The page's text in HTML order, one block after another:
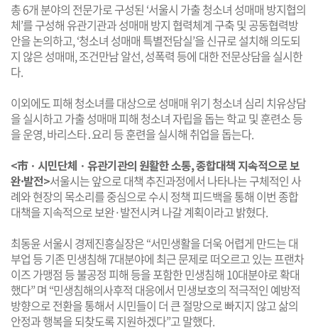
총 6개 분야의 전문가로 구성된 ‘서울시 가출 청소녀 성매매 방지협의
체’를 구성해 유관기관과 성매매 방지 협력체계 구축 및 공동협력방
안을 논의하고, ‘청소녀 성매매 특별전담실’을 신규로 설치해 의도되
지 않은 성매매, 조건만남 알선, 성폭력 등에 대한 전문상담을 실시한
다.
이외에도 피해 청소녀를 대상으로 성매매 위기 청소녀 심리 치유상담
을 실시하고 가출 성매매 피해 청소녀 자립을 돕는 학교 및 훈련소 등
을 운영, 바리스타․요리 등 훈련을 실시해 취업을 돕는다.
<市ㆍ시민단체ㆍ유관기관의 원활한 소통, 종합대책 지속적으로 보
완·발전>서울시는 앞으로 대책 추진과정에서 나타나는 구체적인 사
례와 현장의 목소리를 중심으로 수시 정책 피드백을 통해 이번 종합
대책을 지속적으로 보완·발전시켜 나갈 계획이라고 밝혔다.
최동윤 서울시 경제진흥실장은 “서민생활을 더욱 어렵게 만드는 대
부업 등 기존 민생침해 7대분야에 최근 문제로 떠오르고 있는 프랜차
이즈 가맹점 등 불공정 피해 등을 포함한 민생침해 10대분야로 확대
했다” 며 “민생침해의사후적 대응에서 민생보호의 적극적인 예방적
방향으로 전환을 통해서 시민들이 더 큰 절망으로 빠지지 않고 삶의
안정과 행복을 되찾도록 지원하겠다”고 말했다.